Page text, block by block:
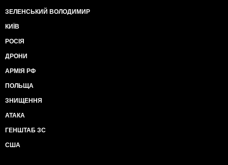
ЗЕЛЕНСЬКИЙ ВОЛОДИМИР
КИЇВ
РОСІЯ
ДРОНИ
АРМІЯ РФ
ПОЛЬЩА
ЗНИЩЕННЯ
АТАКА
ГЕНШТАБ ЗС
США